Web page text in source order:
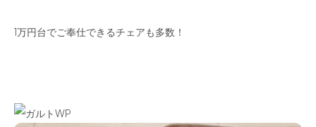
1万円台でご奉仕できるチェアも多数！